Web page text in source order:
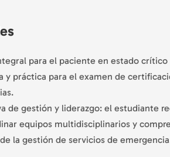
para el paciente en estado crítico
y práctica para el examen de
de gestión y liderazgo: el estudiante
equipos multidisciplinarios y
la gestión de servicios de